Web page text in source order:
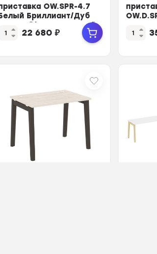
OW.SPR-4.7
Бриллиант/Дуб
Светлый/Металл Белый
...
22 680 ₽
Мет...